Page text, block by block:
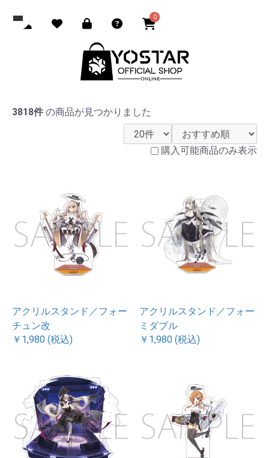
0
3818件 の商品が見つかりました
購入可能商品のみ表示
アクリルスタンド／フォー
チュン改
￥1,980 (税込)
アクリルスタンド／フォー
ミダブル
￥1,980 (税込)